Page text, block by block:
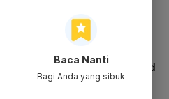
Baca Nanti
Bagi Anda yang sibuk